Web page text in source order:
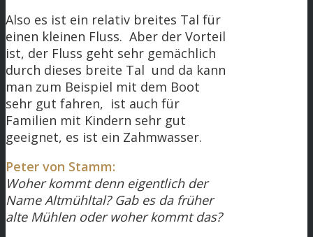
Also es ist ein relativ breites Tal für
einen kleinen Fluss. Aber der Vorteil
ist, der Fluss geht sehr gemächlich
durch dieses breite Tal und da kann
man zum Beispiel mit dem Boot
sehr gut fahren, ist auch für
Familien mit Kindern sehr gut
geeignet, es ist ein Zahmwasser.
Peter von Stamm:
Woher kommt denn eigentlich der
Name Altmühltal? Gab es da früher
alte Mühlen oder woher kommt das?